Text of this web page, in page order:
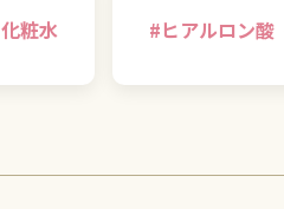
化粧水 #ヒアルロン酸